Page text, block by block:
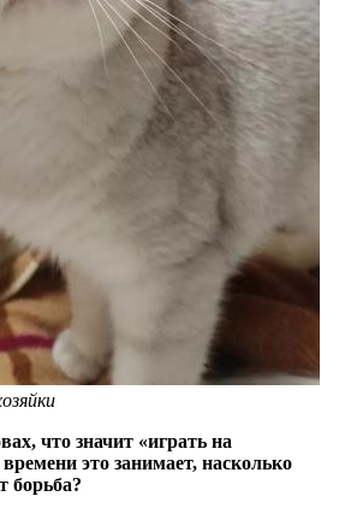
что значит «играть на
это занимает, насколько
борьба?